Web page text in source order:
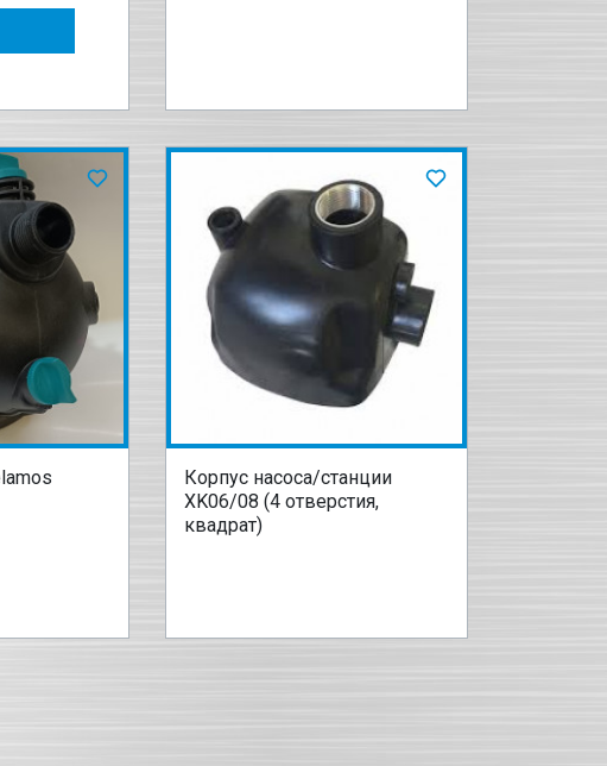
Корпус насоса/станции
XK06/08 (4 отверстия,
квадрат)